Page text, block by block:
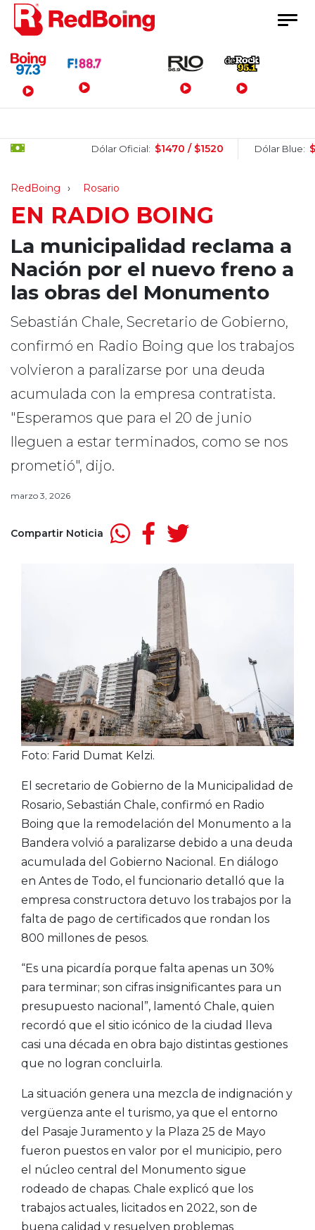
Menú Principal
Dólar Oficial: $1470 / $1520 Dólar Blue:
RedBoing Rosario
EN RADIO BOING
La municipalidad reclama a
Nación por el nuevo freno a
las obras del Monumento
Sebastián Chale, Secretario de Gobierno,
confirmó en Radio Boing que los trabajos
volvieron a paralizarse por una deuda
acumulada con la empresa contratista.
"Esperamos que para el 20 de junio
lleguen a estar terminados, como se nos
prometió", dijo.
marzo 3, 2026
Compartir Noticia
Foto: Farid Dumat Kelzi.
El secretario de Gobierno de la Municipalidad de
Rosario, Sebastián Chale, confirmó en Radio
Boing que la remodelación del Monumento a la
Bandera volvió a paralizarse debido a una deuda
acumulada del Gobierno Nacional. En diálogo
en Antes de Todo, el funcionario detalló que la
empresa constructora detuvo los trabajos por la
falta de pago de certificados que rondan los
800 millones de pesos.
“Es una picardía porque falta apenas un 30%
para terminar; son cifras insignificantes para un
presupuesto nacional”, lamentó Chale, quien
recordó que el sitio icónico de la ciudad lleva
casi una década en obra bajo distintas gestiones
que no logran concluirla.
La situación genera una mezcla de indignación y
vergüenza ante el turismo, ya que el entorno
del Pasaje Juramento y la Plaza 25 de Mayo
fueron puestos en valor por el municipio, pero
el núcleo central del Monumento sigue
rodeado de chapas. Chale explicó que los
trabajos actuales, licitados en 2022, son de
buena calidad y resuelven problemas